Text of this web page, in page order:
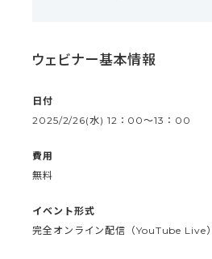
ウェビナー基本情報
日付
2025/2/26(水) 12：00〜13：00
費用
無料
イベント形式
完全オンライン配信（YouTube Live）